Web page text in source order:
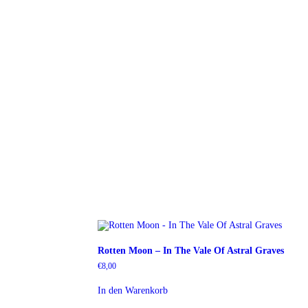
Rotten Moon – In The Vale Of Astral Graves
€8,00
In den Warenkorb